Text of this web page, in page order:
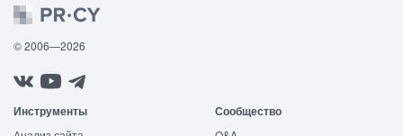
© 2006—2026
Инструменты Сообщество